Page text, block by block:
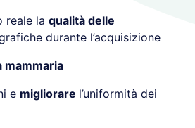
reale la qualità delle
durante l’acquisizione
mammaria
e migliorare l’uniformità dei